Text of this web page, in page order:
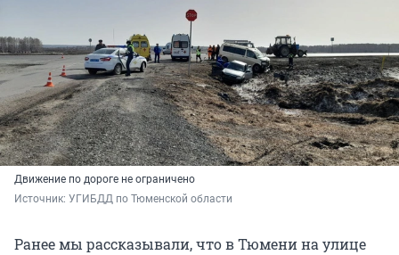
Движение по дороге не ограничено
Источник: УГИБДД по Тюменской области
Ранее мы рассказывали, что в Тюмени на улице